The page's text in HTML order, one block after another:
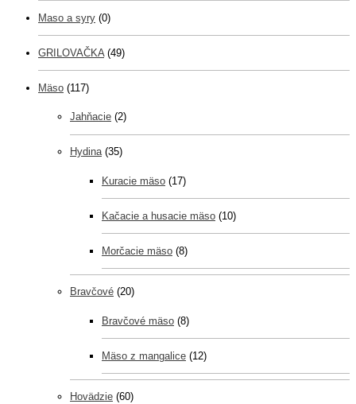
Maso a syry (0)
GRILOVAČKA (49)
Mäso (117)
Jahňacie (2)
Hydina (35)
Kuracie mäso (17)
Kačacie a husacie mäso (10)
Morčacie mäso (8)
Bravčové (20)
Bravčové mäso (8)
Mäso z mangalice (12)
Hovädzie (60)